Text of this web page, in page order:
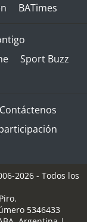
BATimes
Sport Buzz
Contáctenos
2026 - Todos los
5346433